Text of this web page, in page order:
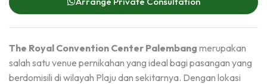
The Royal Convention Center Palembang merupakan
salah satu venue pernikahan yang ideal bagi pasangan yang
berdomisili di wilayah Plaju dan sekitarnya. Dengan lokasi